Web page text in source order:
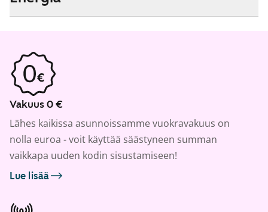
Vakuus 0 €
Lähes kaikissa asunnoissamme vuokravakuus on
nolla euroa - voit käyttää säästyneen summan
vaikkapa uuden kodin sisustamiseen!
Lue lisää